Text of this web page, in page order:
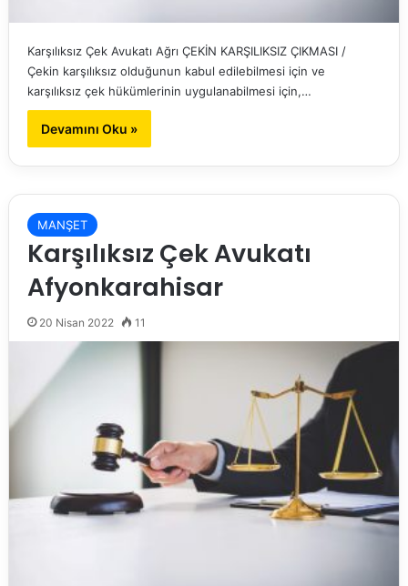
Karşılıksız Çek Avukatı Ağrı ÇEKİN KARŞILIKSIZ ÇIKMASI /
Çekin karşılıksız olduğunun kabul edilebilmesi için ve
karşılıksız çek hükümlerinin uygulanabilmesi için,…
Devamını Oku »
MANŞET
Karşılıksız Çek Avukatı
Afyonkarahisar
20 Nisan 2022 11